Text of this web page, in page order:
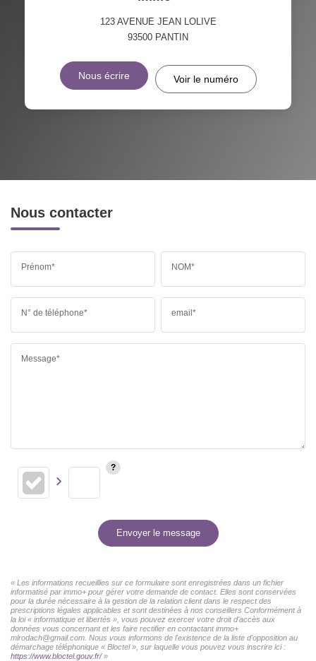
123 AVENUE JEAN LOLIVE
93500 PANTIN
Nous écrire Voir le numéro
Nous contacter
Prénom* NOM*
N° de téléphone* email*
Message*
Envoyer le message
« Les informations recueillies sur ce formulaire sont enregistrées dans un fichier
informatisé par immo+ pour gérer votre demande de contact. Elles sont conservées
pour la durée nécessaire à la gestion de la relation client dans le respect des
prescriptions légales applicables et sont destinées à nos conseillers Conformément à
la loi « informatique et libertés », vous pouvez exercer votre droit d'accès aux
données vous concernant et les faire rectifier en contactant immo+
mlrodach@gmail.com. Nous vous informons de l'existence de la liste d'opposition au
démarchage téléphonique « Bloctel », sur laquelle vous pouvez vous inscrire ici :
https://www.bloctel.gouv.fr/»